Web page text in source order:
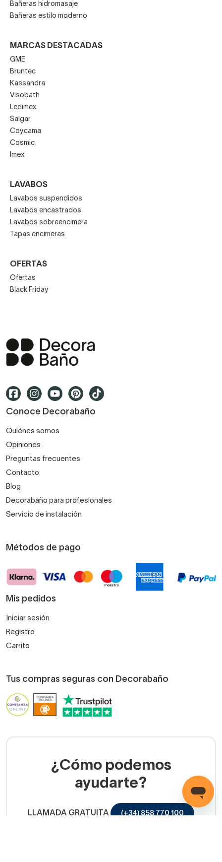
Bañeras hidromasaje
Bañeras estilo moderno
MARCAS DESTACADAS
GME
Bruntec
Kassandra
Visobath
Ledimex
Salgar
Coycama
Cosmic
Imex
LAVABOS
Lavabos suspendidos
Lavabos encastrados
Lavabos sobreencimera
Tapas encimeras
OFERTAS
Ofertas
Black Friday
Conoce Decorabaño
Quiénes somos
Opiniones
Preguntas frecuentes
Contacto
Blog
Decorabaño para profesionales
Servicio de instalación
Métodos de pago
Mis pedidos
Iniciar sesión
Registro
Carrito
Tus compras seguras con Decorabaño
¿Cómo podemos
ayudarte?
LLAMADA GRATUITA (+34) 858 770 100